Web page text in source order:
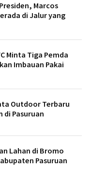
Marcos
di Jalur yang
Minta Tiga Pemda
Imbauan Pakai
Outdoor Terbaru
di Pasuruan
Lahan di Bromo
Pasuruan